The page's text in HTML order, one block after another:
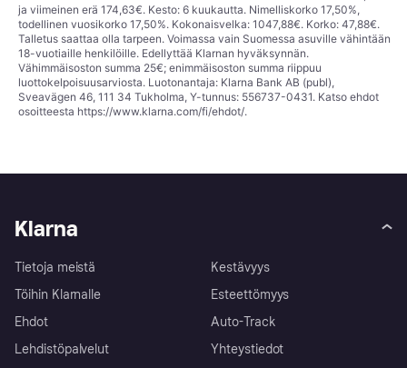
ja viimeinen erä 174,63€. Kesto: 6 kuukautta. Nimelliskorko 17,50%,
todellinen vuosikorko 17,50%. Kokonaisvelka: 1047,88€. Korko: 47,88€.
Talletus saattaa olla tarpeen. Voimassa vain Suomessa asuville vähintään
18-vuotiaille henkilöille. Edellyttää Klarnan hyväksynnän.
Vähimmäisoston summa 25€; enimmäisoston summa riippuu
luottokelpoisuusarviosta. Luotonantaja: Klarna Bank AB (publ),
Sveavägen 46, 111 34 Tukholma, Y-tunnus: 556737-0431. Katso ehdot
osoitteesta https://www.klarna.com/fi/ehdot/.
Klarna
Tietoja meistä
Töihin Klarnalle
Ehdot
Lehdistöpalvelut
Kestävyys
Esteettömyys
Auto-Track
Yhteystiedot